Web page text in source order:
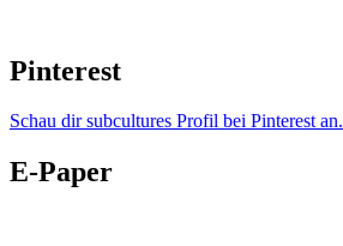
Pinterest
Schau dir subcultures Profil bei Pinterest an.
E-Paper